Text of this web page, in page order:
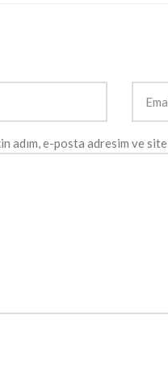
adım, e-posta adresim ve